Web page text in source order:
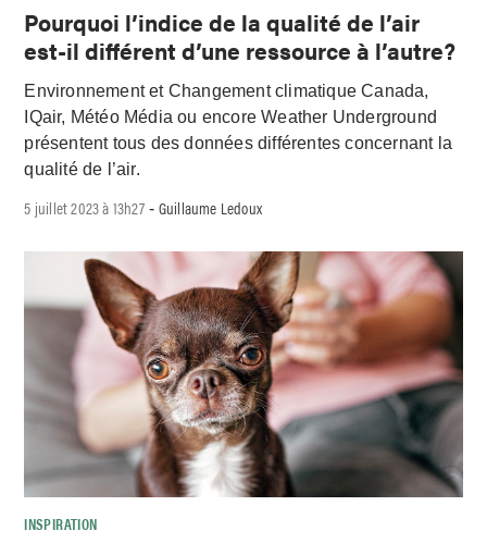
Pourquoi l’indice de la qualité de l’air
est-il différent d’une ressource à l’autre?
Environnement et Changement climatique Canada,
IQair, Météo Média ou encore Weather Underground
présentent tous des données différentes concernant la
qualité de l’air.
5 juillet 2023 à 13h27- Guillaume Ledoux
INSPIRATION